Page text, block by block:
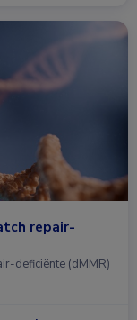
repair-
deficiënte (dMMR)